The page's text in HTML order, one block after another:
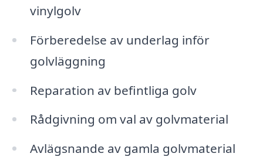
vinylgolv
Förberedelse av underlag inför
golvläggning
Reparation av befintliga golv
Rådgivning om val av golvmaterial
Avlägsnande av gamla golvmaterial